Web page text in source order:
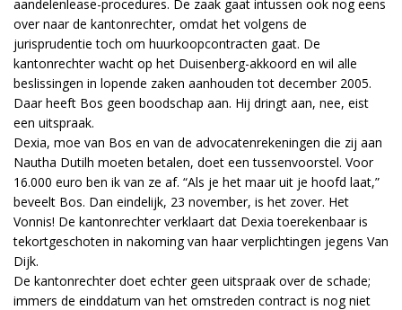
aandelenlease-procedures. De zaak gaat intussen ook nog eens
over naar de kantonrechter, omdat het volgens de
jurisprudentie toch om huurkoopcontracten gaat. De
kantonrechter wacht op het Duisenberg-akkoord en wil alle
beslissingen in lopende zaken aanhouden tot december 2005.
Daar heeft Bos geen boodschap aan. Hij dringt aan, nee, eist
een uitspraak.
Dexia, moe van Bos en van de advocatenrekeningen die zij aan
Nautha Dutilh moeten betalen, doet een tussenvoorstel. Voor
16.000 euro ben ik van ze af. “Als je het maar uit je hoofd laat,”
beveelt Bos. Dan eindelijk, 23 november, is het zover. Het
Vonnis! De kantonrechter verklaart dat Dexia toerekenbaar is
tekortgeschoten in nakoming van haar verplichtingen jegens Van
Dijk.
De kantonrechter doet echter geen uitspraak over de schade;
immers de einddatum van het omstreden contract is nog niet